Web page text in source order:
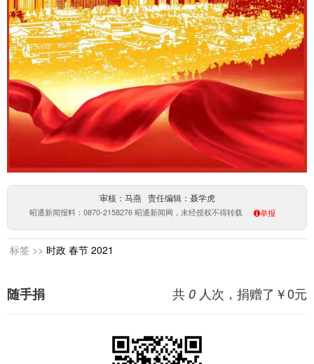
审核：马燕 责任编辑：聂学虎
昭通新闻报料：0870-2158276 昭通新闻网，未经授权不得转载 举报
标签 >> 时政 春节 2021
共 0 人次，捐赠了￥0元
随手捐